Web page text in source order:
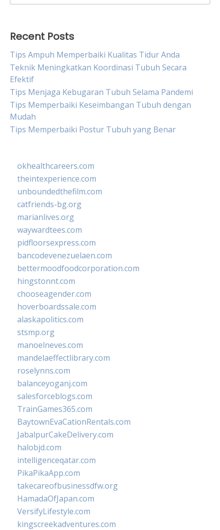
for:
Recent Posts
Tips Ampuh Memperbaiki Kualitas Tidur Anda
Teknik Meningkatkan Koordinasi Tubuh Secara
Efektif
Tips Menjaga Kebugaran Tubuh Selama Pandemi
Tips Memperbaiki Keseimbangan Tubuh dengan
Mudah
Tips Memperbaiki Postur Tubuh yang Benar
okhealthcareers.com
theintexperience.com
unboundedthefilm.com
catfriends-bg.org
marianlives.org
waywardtees.com
pidfloorsexpress.com
bancodevenezuelaen.com
bettermoodfoodcorporation.com
hingstonnt.com
chooseagender.com
hoverboardssale.com
alaskapolitics.com
stsmp.org
manoelneves.com
mandelaeffectlibrary.com
roselynns.com
balanceyoganj.com
salesforceblogs.com
TrainGames365.com
BaytownEvaCationRentals.com
JabalpurCakeDelivery.com
halobjd.com
intelligenceqatar.com
PikaPikaApp.com
takecareofbusinessdfw.org
HamadaOfJapan.com
VersifyLifestyle.com
kingscreekadventures.com